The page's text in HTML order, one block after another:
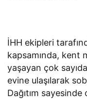
İHH ekipleri
kapsamında, kent
yaşayan çok
evine ulaşılarak
Dağıtım